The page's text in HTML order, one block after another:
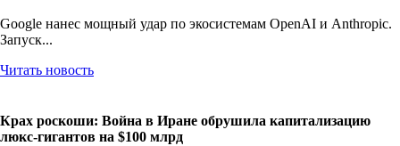
Google нанес мощный удар по экосистемам OpenAI и Anthropic.
Запуск...
Читать новость
Крах роскоши: Война в Иране обрушила капитализацию
люкс-гигантов на $100 млрд